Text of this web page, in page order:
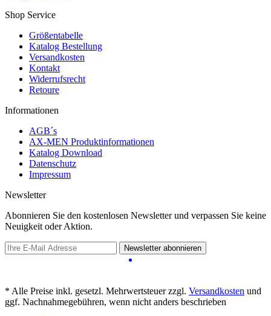
Shop Service
Größentabelle
Katalog Bestellung
Versandkosten
Kontakt
Widerrufsrecht
Retoure
Informationen
AGB´s
AX-MEN Produktinformationen
Katalog Download
Datenschutz
Impressum
Newsletter
Abonnieren Sie den kostenlosen Newsletter und verpassen Sie keine
Neuigkeit oder Aktion.
Newsletter abonnieren
* Alle Preise inkl. gesetzl. Mehrwertsteuer zzgl. Versandkosten und
ggf. Nachnahmegebühren, wenn nicht anders beschrieben